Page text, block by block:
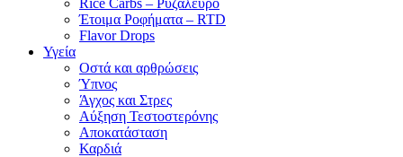
Rice Carbs – Ρυζάλευρο
Έτοιμα Ροφήματα – RTD
Flavor Drops
Υγεία
Οστά και αρθρώσεις
Ύπνος
Άγχος και Στρες
Αύξηση Τεστοστερόνης
Αποκατάσταση
Καρδιά